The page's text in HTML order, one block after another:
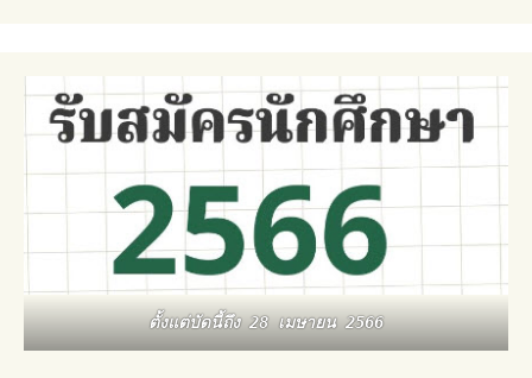
ตั้งแต่บัดนี้ถึง 28 เมษายน 2566